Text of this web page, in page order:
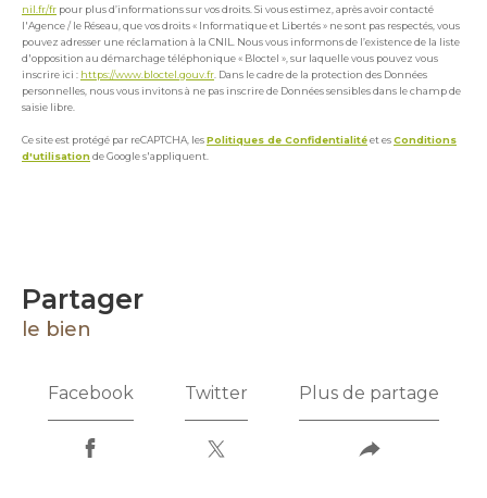
nil.fr/fr pour plus d’informations sur vos droits. Si vous estimez, après avoir contacté
l'Agence / le Réseau, que vos droits « Informatique et Libertés » ne sont pas respectés, vous
pouvez adresser une réclamation à la CNIL. Nous vous informons de l’existence de la liste
d'opposition au démarchage téléphonique « Bloctel », sur laquelle vous pouvez vous
inscrire ici : https://www.bloctel.gouv.fr . Dans le cadre de la protection des Données
personnelles, nous vous invitons à ne pas inscrire de Données sensibles dans le champ de
saisie libre.
Ce site est protégé par reCAPTCHA, lesPolitiques de Confidentialitéet esConditions
d'utilisationde Google s'appliquent.
partager
le bien
Facebook Twitter Plus de partage